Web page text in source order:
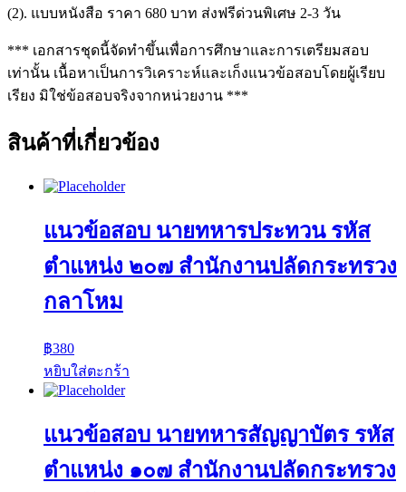
(2). แบบหนังสือ ราคา 680 บาท ส่งฟรีด่วนพิเศษ 2-3 วัน
*** เอกสารชุดนี้จัดทำขึ้นเพื่อการศึกษาและการเตรียมสอบ
เท่านั้น เนื้อหาเป็นการวิเคราะห์และเก็งแนวข้อสอบโดยผู้เรียบ
เรียง มิใช่ข้อสอบจริงจากหน่วยงาน ***
สินค้าที่เกี่ยวข้อง
แนวข้อสอบ นายทหารประทวน รหัส
ตำแหน่ง ๒๐๗ สำนักงานปลัดกระทรวง
กลาโหม
฿380
หยิบใส่ตะกร้า
แนวข้อสอบ นายทหารสัญญาบัตร รหัส
ตำแหน่ง ๑๐๗ สำนักงานปลัดกระทรวง